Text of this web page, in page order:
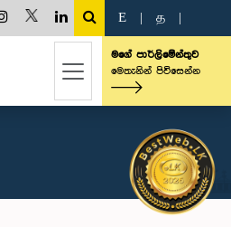
E த
මගේ පාර්ලිමේන්තුව
මෙතැනින් පිවිසෙන්න